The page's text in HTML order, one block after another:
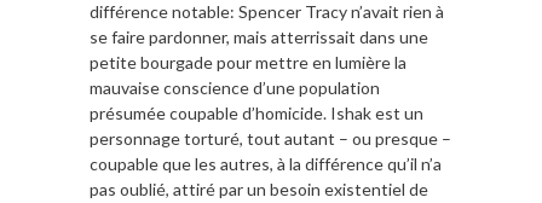
différence notable: Spencer Tracy n’avait rien à
se faire pardonner, mais atterrissait dans une
petite bourgade pour mettre en lumière la
mauvaise conscience d’une population
présumée coupable d’homicide. Ishak est un
personnage torturé, tout autant – ou presque –
coupable que les autres, à la différence qu’il n’a
pas oublié, attiré par un besoin existentiel de